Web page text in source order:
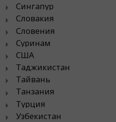
Сингапур
Словакия
Словения
Суринам
США
Таджикистан
Тайвань
Танзания
Турция
Узбекистан